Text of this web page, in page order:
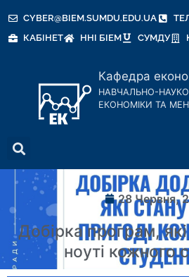
CYBER@BIEM.SUMDU.EDU.UA
КАБІНЕТ
ННІ БІЕМ СУМДУ
Кафедра
НАВЧАЛЬНО-
ЕКОНОМІКИ ТА
28 Червня,
Добірка програм,
ноуті кожного